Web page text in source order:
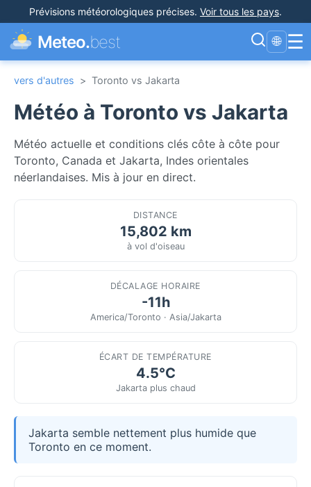
Prévisions météorologiques précises. Voir tous les pays.
Meteo.best 🌐 ☰
vers d'autres > Toronto vs Jakarta
Météo à Toronto vs Jakarta
Météo actuelle et conditions clés côte à côte pour
Toronto, Canada et Jakarta, Indes orientales
néerlandaises. Mis à jour en direct.
DISTANCE
15,802 km
à vol d'oiseau
DÉCALAGE HORAIRE
-11h
America/Toronto · Asia/Jakarta
ÉCART DE TEMPÉRATURE
4.5°C
Jakarta plus chaud
Jakarta semble nettement plus humide que
Toronto en ce moment.